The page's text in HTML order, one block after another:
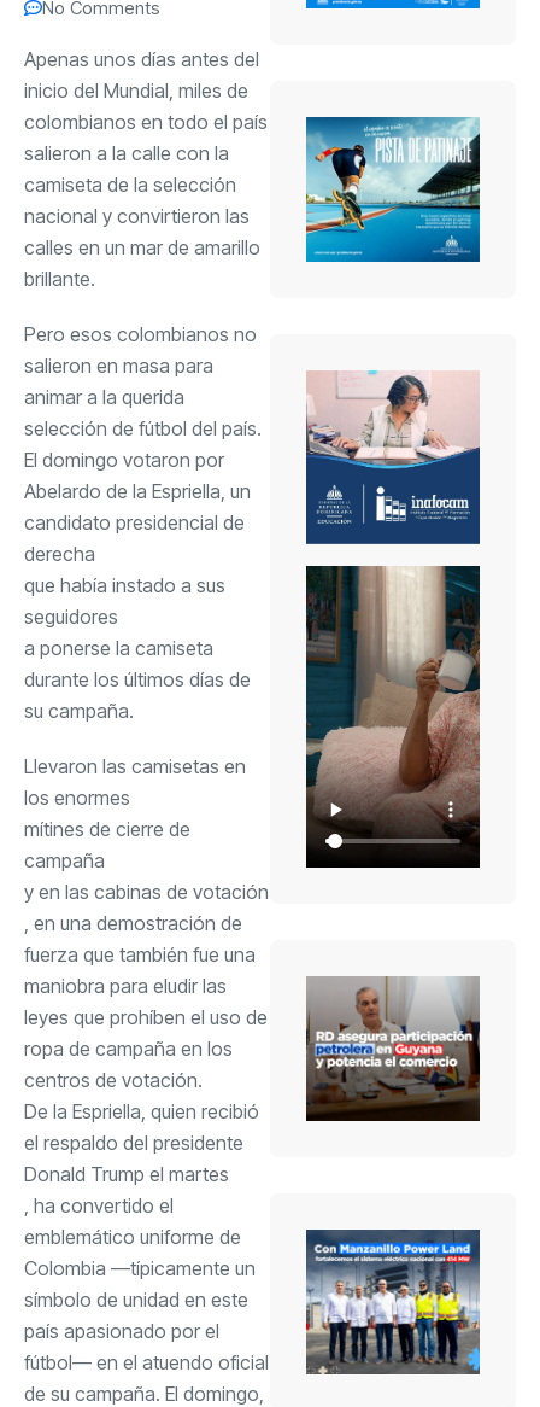
No Comments
Apenas unos días antes del
inicio del Mundial, miles de
colombianos en todo el país
salieron a la calle con la
camiseta de la selección
nacional y convirtieron las
calles en un mar de amarillo
brillante.
Pero esos colombianos no
salieron en masa para
animar a la querida
selección de fútbol del país.
El domingo votaron por
Abelardo de la Espriella, un
candidato presidencial de
derecha
que había instado a sus
seguidores
a ponerse la camiseta
durante los últimos días de
su campaña.
Llevaron las camisetas en
los enormes
mítines de cierre de
campaña
y en las cabinas de votación
, en una demostración de
fuerza que también fue una
maniobra para eludir las
leyes que prohíben el uso de
ropa de campaña en los
centros de votación.
De la Espriella, quien recibió
el respaldo del presidente
Donald Trump el martes
, ha convertido el
emblemático uniforme de
Colombia —típicamente un
símbolo de unidad en este
país apasionado por el
fútbol— en el atuendo oficial
de su campaña. El domingo,